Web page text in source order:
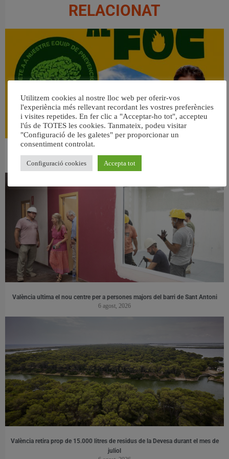
RELACIONAT
31 juliol, 2026
València ultima el nou centre per a persones majors del barri de Sant Antoni
6 agost, 2026
València retira prop de 15.000 litres de residus de la Devesa durant el mes de
juliol
Utilitzem cookies al nostre lloc web per oferir-vos
l'experiència més rellevant recordant les vostres preferències
i visites repetides. En fer clic a "Acceptar-ho tot", accepteu
l'ús de TOTES les cookies. Tanmateix, podeu visitar
"Configuració de les galetes" per proporcionar un
consentiment controlat.
Configuració cookies Accepta tot